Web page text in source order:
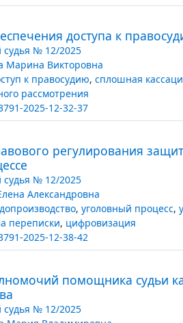
доступа к
судья № 12/2025
Марина Викторовна
к правосудию, сплошная
рассмотрения
2025-12-32-37
регулирования
судья № 12/2025
Александровна
, уголовный процесс,
переписки, цифровизация
2025-12-38-42
помощника судьи
судья № 12/2025